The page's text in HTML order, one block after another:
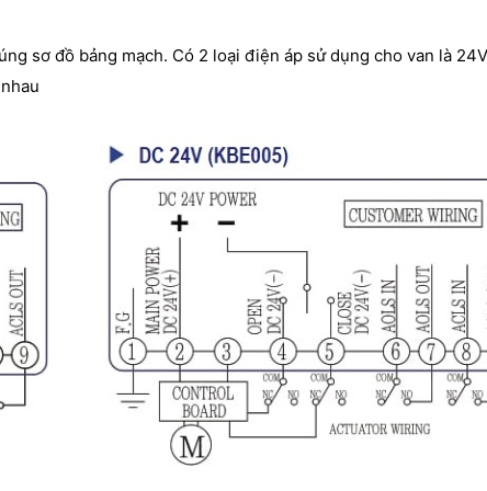
sơ đồ bảng mạch. Có 2 loại điện áp sử dụng cho van là